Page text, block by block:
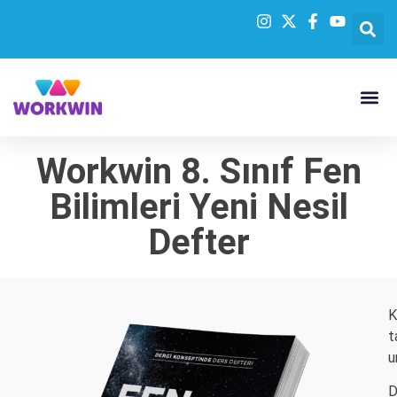
Workwin 8. Sınıf Fen
Bilimleri Yeni Nesil
Defter